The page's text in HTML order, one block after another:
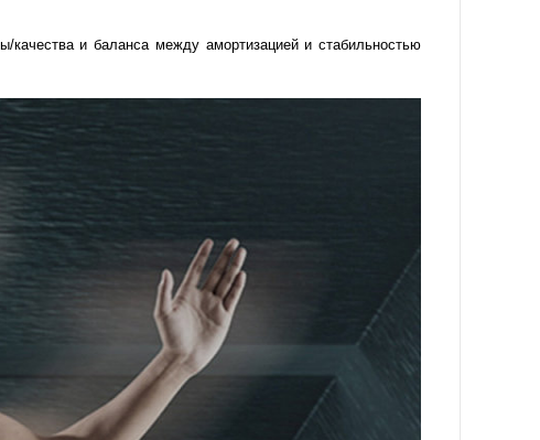
и баланса между амортизацией и стабильностью